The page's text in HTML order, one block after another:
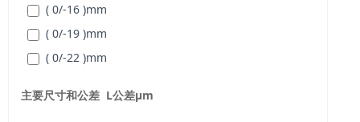
( 0/-16 )mm
( 0/-19 )mm
( 0/-22 )mm
主要尺寸和公差 L公差μm